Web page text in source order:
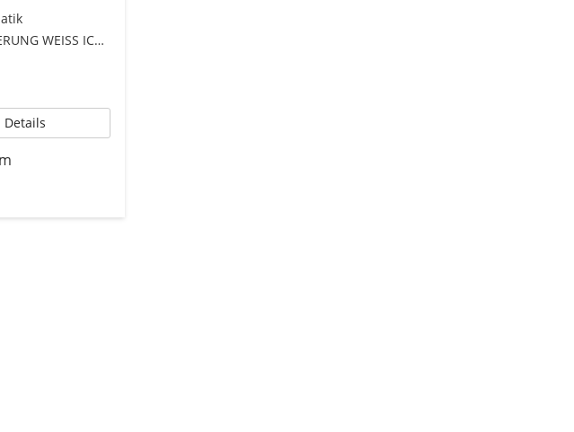
LACKIERUNG WEISS ICY/TYP AUSSENVERKLEIDUNG SPIEGEL FLACH STANDARD
Details